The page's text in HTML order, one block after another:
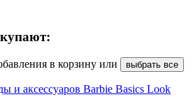
в корзину или выбрать все